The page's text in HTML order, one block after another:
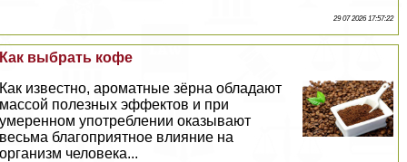
29 07 2026 17:57:22
Как выбрать кофе
Как известно, ароматные зёрна обладают
массой полезных эффектов и при
умеренном употрeблении оказывают
весьма благоприятное влияние на
организм человека...